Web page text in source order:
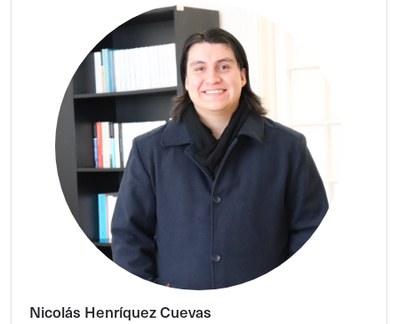
Nicolás Henríquez Cuevas